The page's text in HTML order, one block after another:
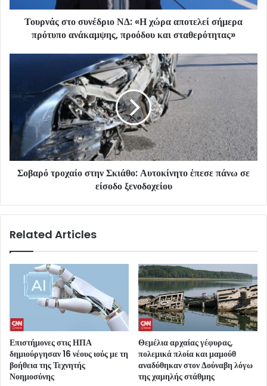
Τουρνάς στο συνέδριο ΝΔ: «Η χώρα αποτελεί σήμερα
πρότυπο ανάκαμψης, προόδου και σταθερότητας»
Σοβαρό τροχαίο στην Σκιάθο: Αυτοκίνητο έπεσε πάνω σε
είσοδο ξενοδοχείου
Related Articles
Επιστήμονες στις ΗΠΑ
δημιούργησαν 16 νέους ιούς με τη
βοήθεια της Τεχνητής
Νοημοσύνης
Θεμέλια αρχαίας γέφυρας,
πολεμικά πλοία και μαμούθ
αναδύθηκαν στον Δούναβη λόγω
της χαμηλής στάθμης